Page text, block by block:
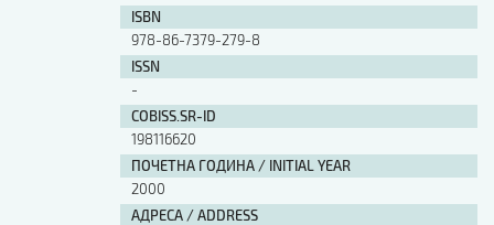
ISBN
978-86-7379-279-8
ISSN
-
COBISS.SR-ID
198116620
ПОЧЕТНА ГОДИНА / INITIAL YEAR
2000
АДРЕСА / ADDRESS